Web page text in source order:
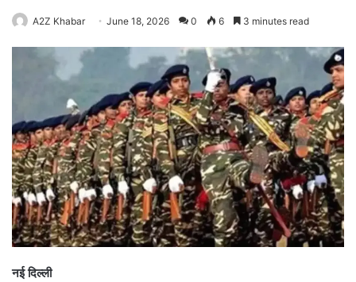
A2Z Khabar June 18, 2026 0 6 3 minutes read
नई दिल्ली